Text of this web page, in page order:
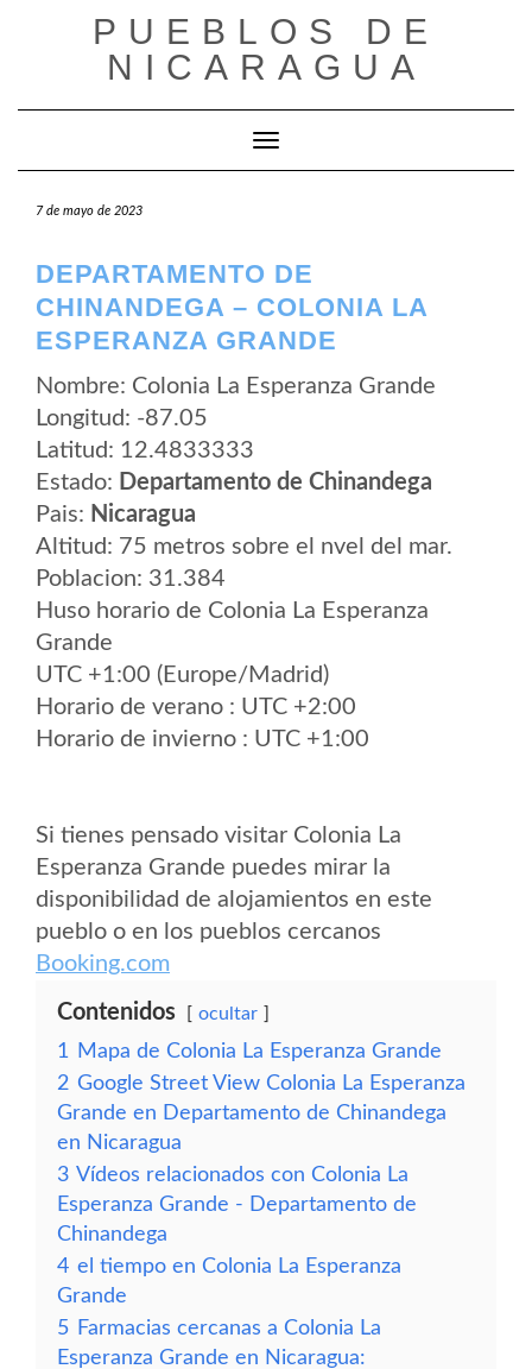
PUEBLOS DE
NICARAGUA
Cambiar modo de navegación
7 de mayo de 2023
DEPARTAMENTO DE
CHINANDEGA – COLONIA LA
ESPERANZA GRANDE
Nombre: Colonia La Esperanza Grande
Longitud: -87.05
Latitud: 12.4833333
Estado: Departamento de Chinandega
Pais: Nicaragua
Altitud: 75 metros sobre el nvel del mar.
Poblacion: 31.384
Huso horario de Colonia La Esperanza
Grande
UTC +1:00 (Europe/Madrid)
Horario de verano : UTC +2:00
Horario de invierno : UTC +1:00
Si tienes pensado visitar Colonia La
Esperanza Grande puedes mirar la
disponibilidad de alojamientos en este
pueblo o en los pueblos cercanos
Booking.com
Contenidos ocultar
1
Mapa de Colonia La Esperanza Grande
2 Google Street View Colonia La Esperanza
Grande en Departamento de Chinandega
en Nicaragua
3 Vídeos relacionados con Colonia La
Esperanza Grande - Departamento de
Chinandega
4 el tiempo en Colonia La Esperanza
Grande
5 Farmacias cercanas a Colonia La
Esperanza Grande en Nicaragua: